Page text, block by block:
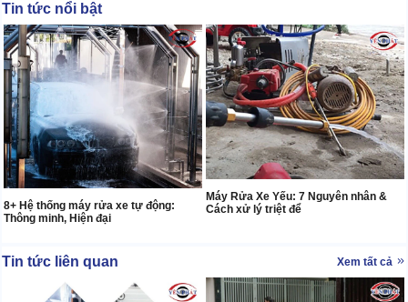
Tin tức nổi bật
8+ Hệ thống máy rửa xe tự động:
Thông minh, Hiện đại
Máy Rửa Xe Yếu: 7 Nguyên nhân &
Cách xử lý triệt để
Tin tức liên quan Xem tất cả